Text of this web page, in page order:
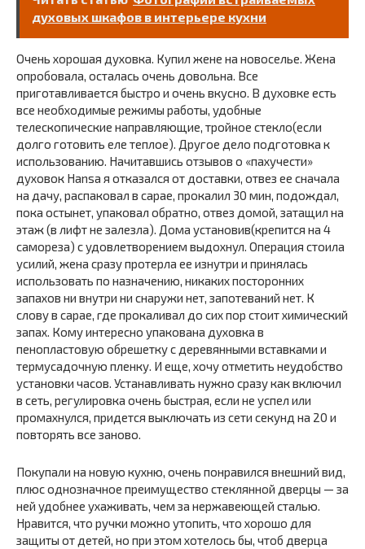
духовых шкафов в интерьере кухни
Очень хорошая духовка. Купил жене на новоселье. Жена
опробовала, осталась очень довольна. Все
приготавливается быстро и очень вкусно. В духовке есть
все необходимые режимы работы, удобные
телескопические направляющие, тройное стекло(если
долго готовить еле теплое). Другое дело подготовка к
использованию. Начитавшись отзывов о «пахучести»
духовок Hansa я отказался от доставки, отвез ее сначала
на дачу, распаковал в сарае, прокалил 30 мин, подождал,
пока остынет, упаковал обратно, отвез домой, затащил на
этаж (в лифт не залезла). Дома установив(крепится на 4
самореза) с удовлетворением выдохнул. Операция стоила
усилий, жена сразу протерла ее изнутри и принялась
использовать по назначению, никаких посторонних
запахов ни внутри ни снаружи нет, запотеваний нет. К
слову в сарае, где прокаливал до сих пор стоит химический
запах. Кому интересно упакована духовка в
пенопластовую обрешетку с деревянными вставками и
термусадочную пленку. И еще, хочу отметить неудобство
установки часов. Устанавливать нужно сразу как включил
в сеть, регулировка очень быстрая, если не успел или
промахнулся, придется выключать из сети секунд на 20 и
повторять все заново.
Покупали на новую кухню, очень понравился внешний вид,
плюс однозначное преимущество стеклянной дверцы — за
ней удобнее ухаживать, чем за нержавеющей сталью.
Нравится, что ручки можно утопить, что хорошо для
защиты от детей, но при этом хотелось бы, чтоб дверца